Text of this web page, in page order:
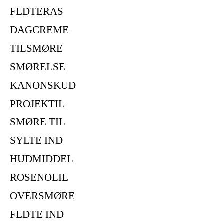
FEDTERAS
DAGCREME
TILSMØRE
SMØRELSE
KANONSKUD
PROJEKTIL
SMØRE TIL
SYLTE IND
HUDMIDDEL
ROSENOLIE
OVERSMØRE
FEDTE IND